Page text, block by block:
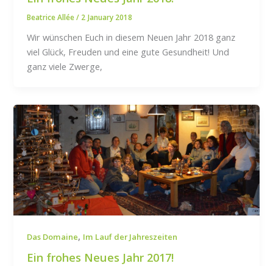
Beatrice Allée/ 2 January 2018
Wir wünschen Euch in diesem Neuen Jahr 2018 ganz
viel Glück, Freuden und eine gute Gesundheit! Und
ganz viele Zwerge,
Das Domaine, Im Lauf der Jahreszeiten
Ein frohes Neues Jahr 2017!